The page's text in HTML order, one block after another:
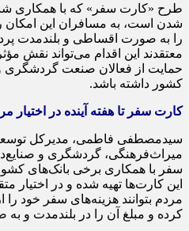
طرح «کارت سفر» که با همکاری
شدن است، به مسافران این امکان
را به صورت اقساطی و بلندمدت
معتقدند این اقدام می‌تواند نقش
حمایت از فعالان صنعت گردشگری
کشور داشته باشد.
کارت سفر تا هفته آینده در اختیار
سیدمصطفی فاطمی، مدیرکل
میراث‌فرهنگی، گردشگری و
سفر با همکاری برخی بانک‌های کشور
این کارت‌ها تهیه شده و در اختیار
مردم بتوانند هزینه‌های سفر خود
کرده و مبلغ آن را در بلندمدت و